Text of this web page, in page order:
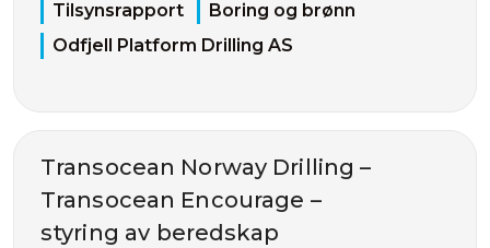
Tilsynsrapport
Boring og brønn
Odfjell Platform Drilling AS
Transocean Norway Drilling –
Transocean Encourage –
styring av beredskap